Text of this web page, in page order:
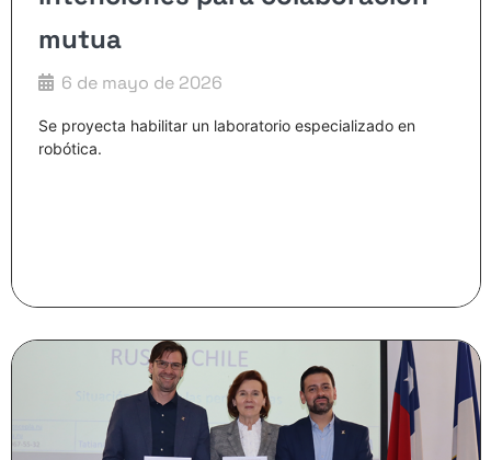
mutua
6 de mayo de 2026
Se proyecta habilitar un laboratorio especializado en
robótica.